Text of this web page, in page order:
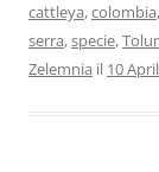
cattleya,colombia,
serra,specie,
Zelemnia il 10